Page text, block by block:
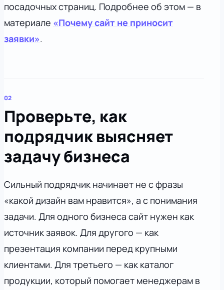
посадочных страниц. Подробнее об этом — в
материале «Почему сайт не приносит
заявки».
Проверьте, как
подрядчик выясняет
задачу бизнеса
Сильный подрядчик начинает не с фразы
«какой дизайн вам нравится», а с понимания
задачи. Для одного бизнеса сайт нужен как
источник заявок. Для другого — как
презентация компании перед крупными
клиентами. Для третьего — как каталог
продукции, который помогает менеджерам в